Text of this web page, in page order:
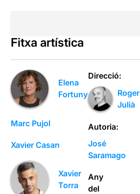
Fitxa artística
Elena
Fortuny
Marc Pujol
Xavier Casan
Xavier
Torra
Direcció:
Roger
Julià
Autoria:
José
Saramago
Any
del